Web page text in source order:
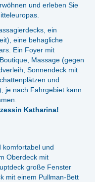
und erleben Sie
ein
eine behagliche
Ein Foyer mit
Massage (gegen
Sonnendeck mit
und
je nach Fahrgebiet kann
Katharina!
komfortabel und
Oberdeck mit
große Fenster
mit einem Pullman-Bett